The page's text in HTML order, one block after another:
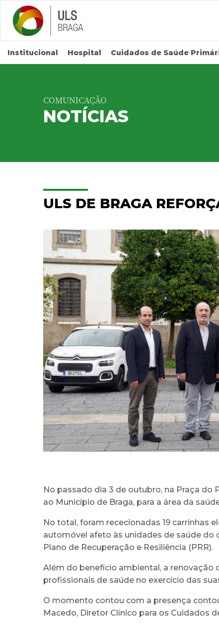
Saltar para conteúdo principal
Institucional Hospital Cuidados de Saúde
COMUNICAÇÃO
NOTÍCIAS
ULS DE BRAGA
No passado dia 3 de outubro, na Praça do
ao Município de Braga, para a área da
No total, foram rececionadas 19 carrinhas
automóvel afeto às unidades de saúde do
Plano de Recuperação e Resiliência (PRR).
Além do benefício ambiental, a
profissionais de saúde no exercício das
O momento contou com a presença
Macedo, Diretor Clínico para os Cuidados